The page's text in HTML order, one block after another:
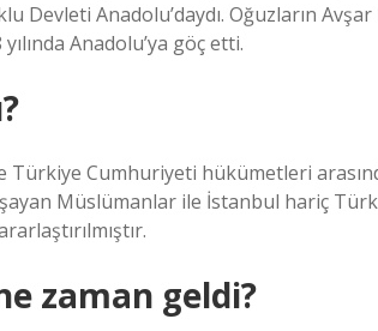
Devleti Anadolu’daydı. Oğuzların
Anadolu’ya göç etti.
Cumhuriyeti hükümetleri
Müslümanlar ile İstanbul hariç
zaman geldi?